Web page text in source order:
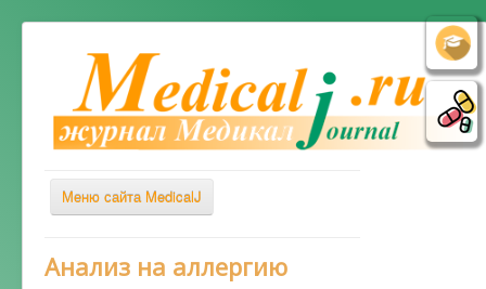
Меню сайта MedicalJ
Анализ на аллергию